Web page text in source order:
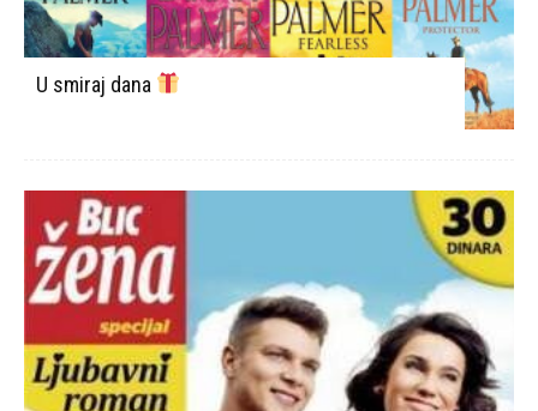
U smiraj dana